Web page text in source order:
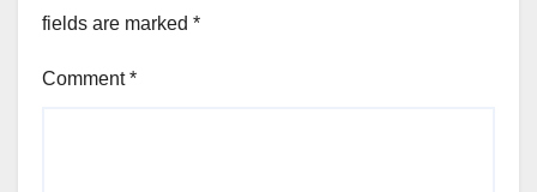
fields are marked *
Comment*